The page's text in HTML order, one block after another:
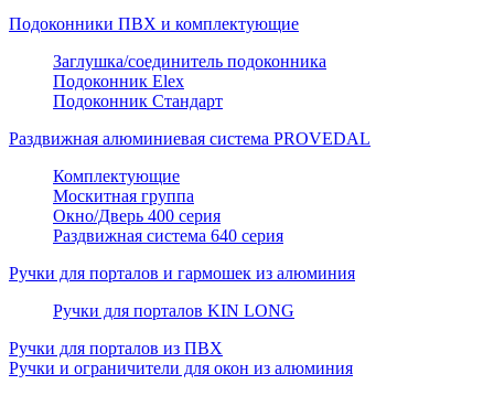
Подоконники ПВХ и комплектующие
Заглушка/соединитель подоконника
Подоконник Elex
Подоконник Стандарт
Раздвижная алюминиевая система PROVEDAL
Комплектующие
Москитная группа
Окно/Дверь 400 серия
Раздвижная система 640 серия
Ручки для порталов и гармошек из алюминия
Ручки для порталов KIN LONG
Ручки для порталов из ПВХ
Ручки и ограничители для окон из алюминия